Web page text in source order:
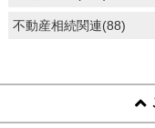
不動産相続関連(88)